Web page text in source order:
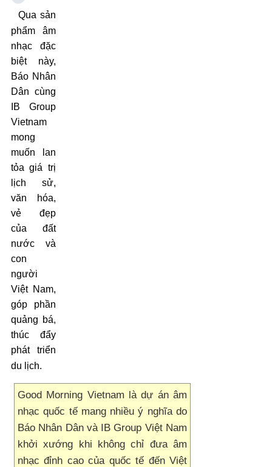
Qua sản
phẩm âm
nhạc đặc
biệt này,
Báo Nhân
Dân cùng
IB Group
Vietnam
mong
muốn lan
tỏa giá trị
lịch sử,
văn hóa,
vẻ đẹp
của đất
nước và
con
người
Việt Nam,
góp phần
quảng bá,
thúc đẩy
phát triển
du lịch.
Good Morning Vietnam là dự án âm
nhạc quốc tế mang nhiều ý nghĩa do
Báo Nhân Dân và IB Group Việt Nam
khởi xướng khi không chỉ đưa âm
nhạc đỉnh cao của quốc tế đến Việt